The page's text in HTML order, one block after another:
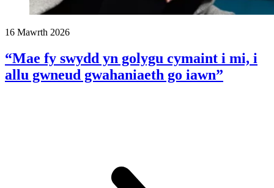
16 Mawrth 2026
“Mae fy swydd yn golygu cymaint i mi, i
allu gwneud gwahaniaeth go iawn”